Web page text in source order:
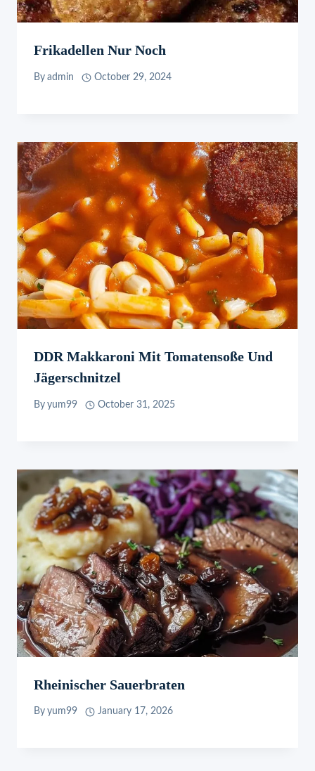
Frikadellen Nur Noch
By admin October 29, 2024
DDR Makkaroni Mit Tomatensoße Und
Jägerschnitzel
By yum99 October 31, 2025
Rheinischer Sauerbraten
By yum99 January 17, 2026